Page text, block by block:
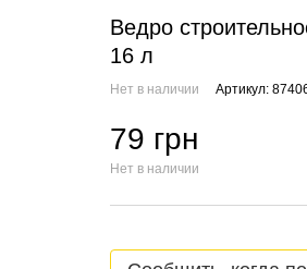
Ведро
16 л
Нет в наличии Артикул:
79 грн
Нет в наличии